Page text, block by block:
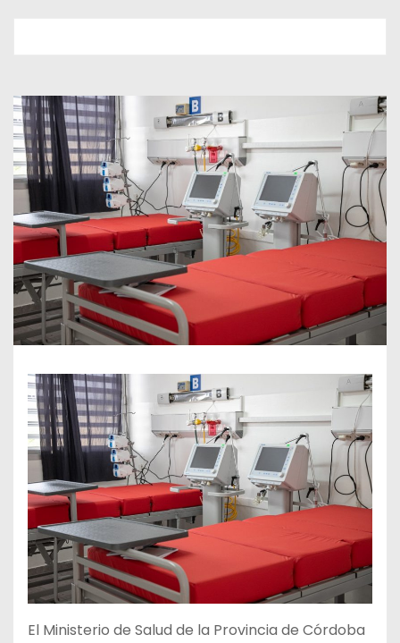
El Ministerio de Salud de la Provincia de Córdoba